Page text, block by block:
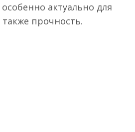
актуально для
прочность.